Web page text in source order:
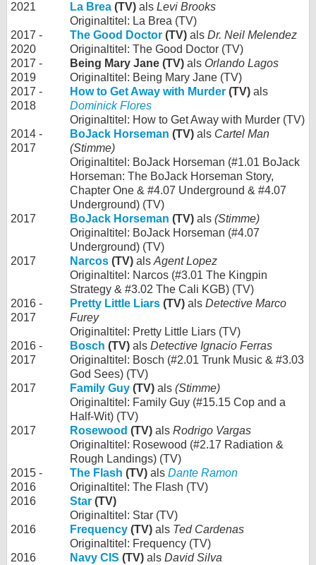
2021 La Brea (TV) als Levi Brooks
Originaltitel: La Brea (TV)
2017 -
2020
The Good Doctor (TV) als Dr. Neil Melendez
Originaltitel: The Good Doctor (TV)
2017 -
2019
Being Mary Jane (TV) als Orlando Lagos
Originaltitel: Being Mary Jane (TV)
2017 -
2018
How to Get Away with Murder (TV) als
Dominick Flores
Originaltitel: How to Get Away with Murder (TV)
2014 -
2017
BoJack Horseman (TV) als Cartel Man
(Stimme)
Originaltitel: BoJack Horseman (#1.01 BoJack
Horseman: The BoJack Horseman Story,
Chapter One & #4.07 Underground & #4.07
Underground) (TV)
2017
BoJack Horseman (TV) als (Stimme)
Originaltitel: BoJack Horseman (#4.07
Underground) (TV)
2017
Narcos (TV) als Agent Lopez
Originaltitel: Narcos (#3.01 The Kingpin
Strategy & #3.02 The Cali KGB) (TV)
2016 -
2017
Pretty Little Liars (TV) als Detective Marco
Furey
Originaltitel: Pretty Little Liars (TV)
2016 -
2017
Bosch (TV) als Detective Ignacio Ferras
Originaltitel: Bosch (#2.01 Trunk Music & #3.03
God Sees) (TV)
2017
Family Guy (TV) als (Stimme)
Originaltitel: Family Guy (#15.15 Cop and a
Half-Wit) (TV)
2017
Rosewood (TV) als Rodrigo Vargas
Originaltitel: Rosewood (#2.17 Radiation &
Rough Landings) (TV)
2015 -
2016
The Flash (TV) als Dante Ramon
Originaltitel: The Flash (TV)
2016
Star (TV)
Originaltitel: Star (TV)
2016
Frequency (TV) als Ted Cardenas
Originaltitel: Frequency (TV)
2016
Navy CIS (TV) als David Silva